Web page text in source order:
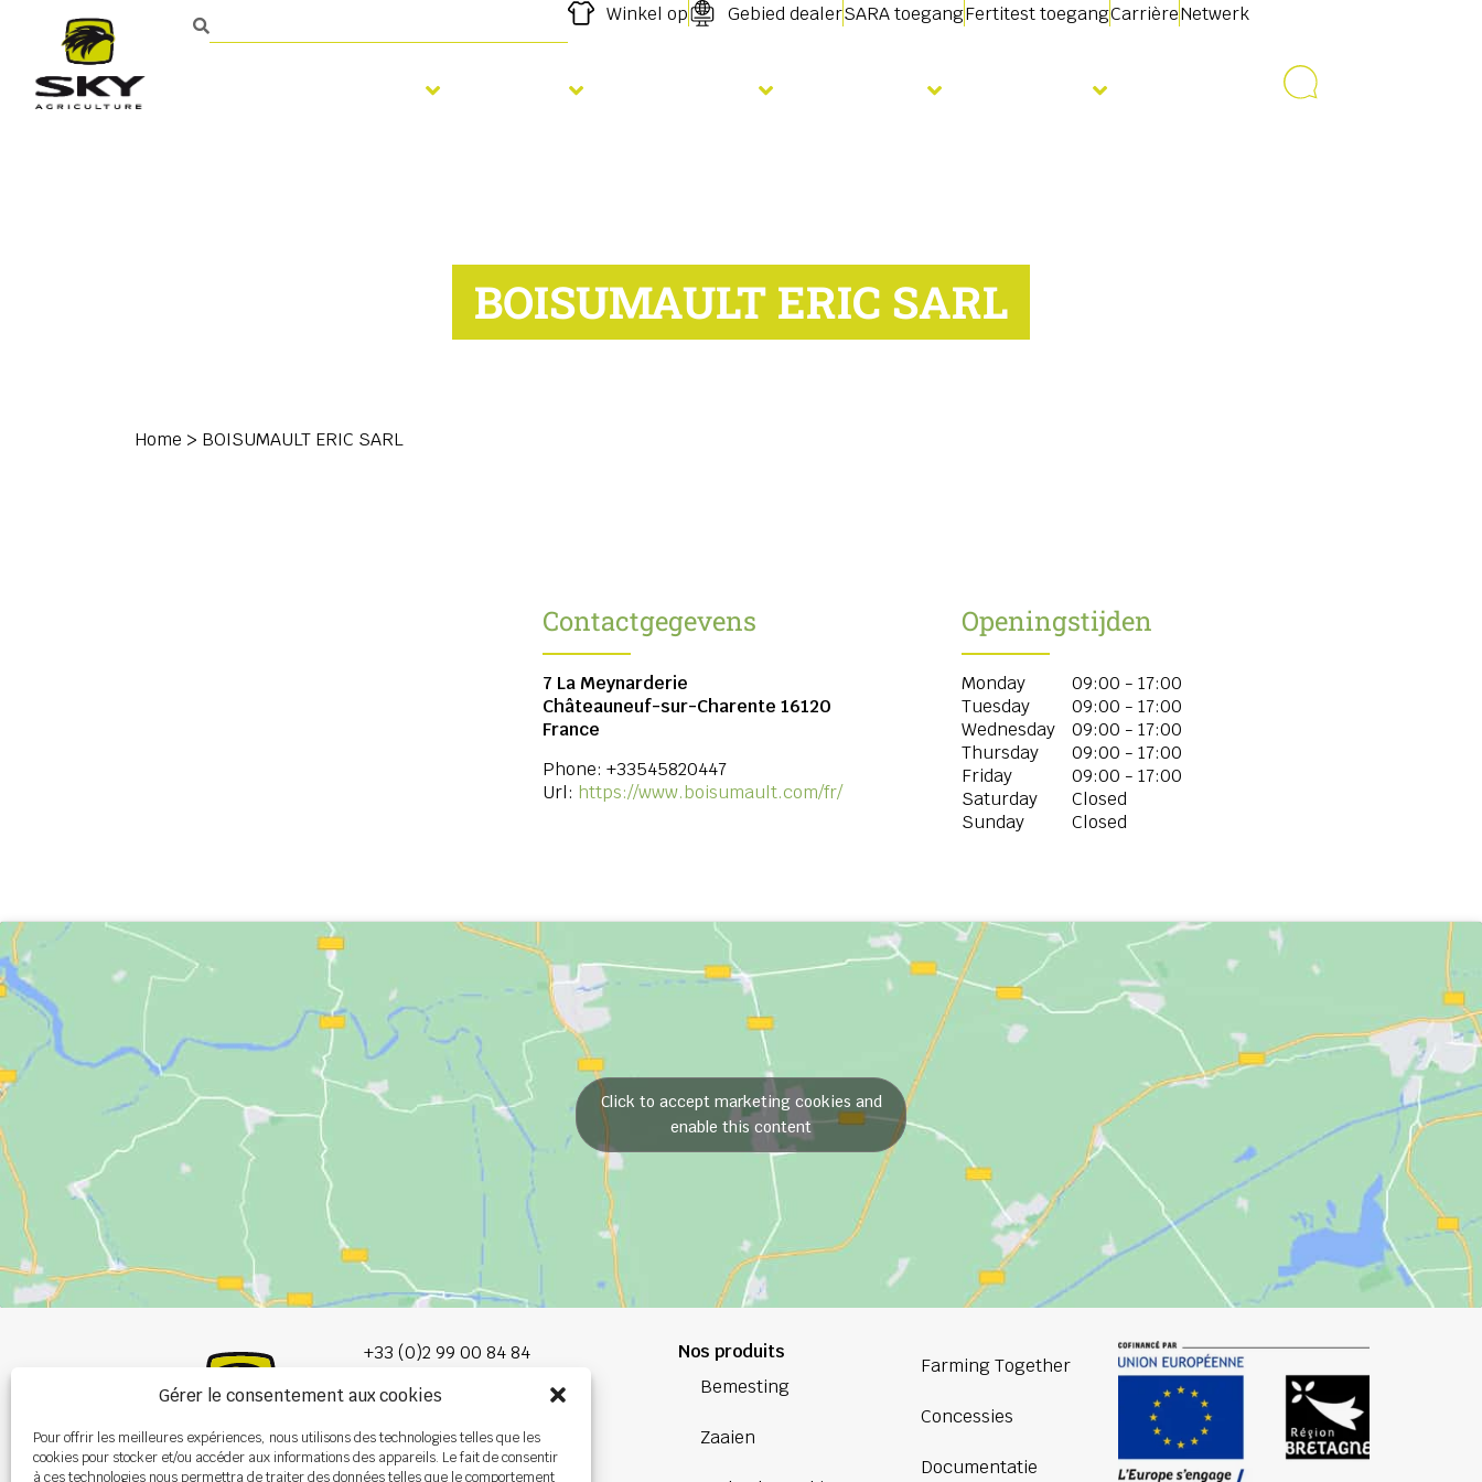
Gérer le consentement aux cookies
Pour offrir les meilleures expériences, nous utilisons des technologies telles que les
cookies pour stocker et/ou accéder aux informations des appareils. Le fait de consentir
à ces technologies nous permettra de traiter des données telles que le comportement
Winkel op Gebied dealerSARA toegangFertitest toegangCarrièreNetwerk
BOISUMAULT ERIC SARL
Home > BOISUMAULT ERIC SARL
Contactgegevens
7 La Meynarderie
Châteauneuf-sur-Charente 16120
France
Phone: +33545820447
Url: https://www.boisumault.com/fr/
Openingstijden
Monday
09:00 - 17:00
Tuesday
09:00 - 17:00
Wednesday
09:00 - 17:00
Thursday
09:00 - 17:00
Friday
09:00 - 17:00
Saturday
Closed
Sunday
Closed
Click to accept marketing cookies and
enable this content
+33 (0)2 99 00 84 84
info@burel-group.com
Les Portes de Bretagne
P.A. de la Gaultière,
Nos produits
Bemesting
Zaaien
Farming Together
Concessies
Documentatie